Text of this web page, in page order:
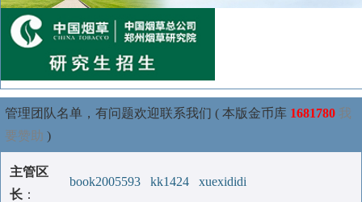
管理团队名单，有问题欢迎联系我们 ( 本版金币库 1681780 我
要赞助 )
主管区
长 ：
book2005593 kk1424 xuexididi